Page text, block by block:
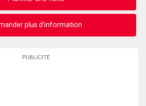
plus d'information
PUBLICITÉ